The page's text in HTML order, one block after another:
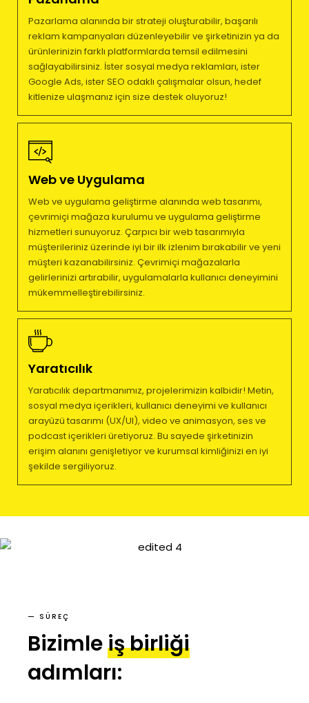
Pazarlama alanında bir strateji oluşturabilir, başarılı
reklam kampanyaları düzenleyebilir ve şirketinizin ya da
ürünlerinizin farklı platformlarda temsil edilmesini
sağlayabilirsiniz. İster sosyal medya reklamları, ister
Google Ads, ister SEO odaklı çalışmalar olsun, hedef
kitlenize ulaşmanız için size destek oluyoruz!
Web ve Uygulama
Web ve uygulama geliştirme alanında web tasarımı,
çevrimiçi mağaza kurulumu ve uygulama geliştirme
hizmetleri sunuyoruz. Çarpıcı bir web tasarımıyla
müşterileriniz üzerinde iyi bir ilk izlenim bırakabilir ve yeni
müşteri kazanabilirsiniz. Çevrimiçi mağazalarla
gelirlerinizi artırabilir, uygulamalarla kullanıcı deneyimini
mükemmelleştirebilirsiniz.
Yaratıcılık
Yaratıcılık departmanımız, projelerimizin kalbidir! Metin,
sosyal medya içerikleri, kullanıcı deneyimi ve kullanıcı
arayüzü tasarımı (UX/UI), video ve animasyon, ses ve
podcast içerikleri üretiyoruz. Bu sayede şirketinizin
erişim alanını genişletiyor ve kurumsal kimliğinizi en iyi
şekilde sergiliyoruz.
— SÜREÇ
Bizimleiş birliği
adımları: